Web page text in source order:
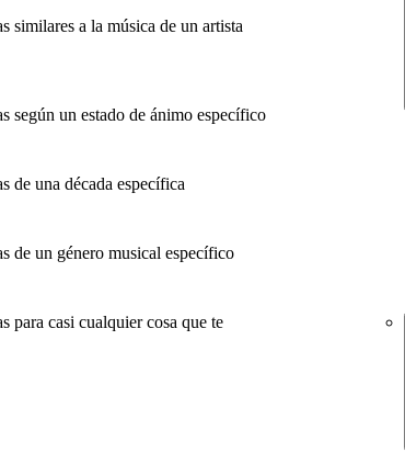
similares a la música de un artista
según un estado de ánimo específico
de una década específica
de un género musical específico
para casi cualquier cosa que te